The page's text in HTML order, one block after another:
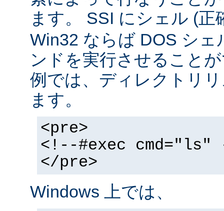
ます。 SSI にシェル (
Win32 ならば DOS シェ
ンドを実行させること
例では、ディレクトリ
ます。
<pre>
<!--#exec cmd="ls"
</pre>
Windows 上では、